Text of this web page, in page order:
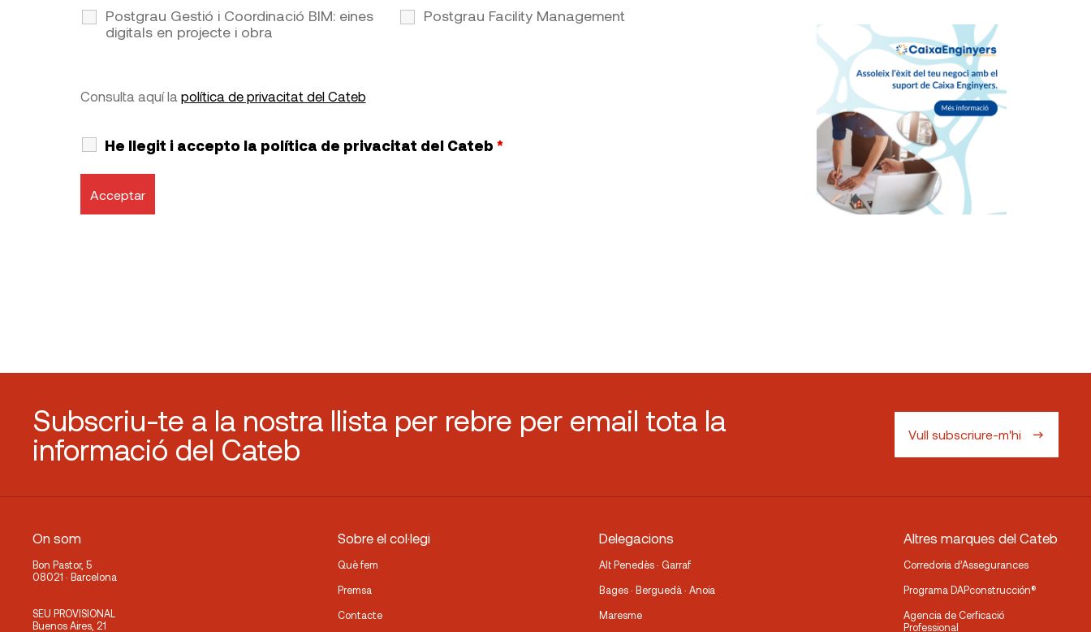
Postgrau Gestió i Coordinació BIM: eines
digitals en projecte i obra
Postgrau Facility Management
Consulta aquí la política de privacitat del Cateb
He llegit i accepto la política de privacitat del Cateb *
Subscriu-te a la nostra llista per rebre per email tota la
informació del Cateb
Vull subscriure-m'hi
On som
Bon Pastor, 5
08021 · Barcelona
SEU PROVISIONAL
Buenos Aires, 21
Sobre el col·legi
Què fem
Premsa
Contacte
Delegacions
Alt Penedès · Garraf
Bages · Berguedà · Anoia
Maresme
Altres marques del Cateb
Corredoria d’Assegurances
Programa DAPconstrucción®
Agencia de Cerficació
Professional